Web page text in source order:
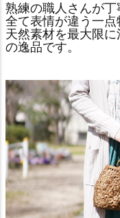
熟練の職人さんが
全て表情が違う一点
天然素材を最大限
の逸品です。